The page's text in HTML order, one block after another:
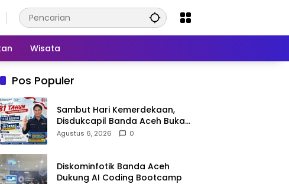
Wisata
Pos Populer
Sambut Hari Kemerdekaan,
Disdukcapil Banda Aceh Buka
Layanan Ganti Foto KTP
Agustus 6, 2026 0
Diskominfotik Banda Aceh
Dukung AI Coding Bootcamp